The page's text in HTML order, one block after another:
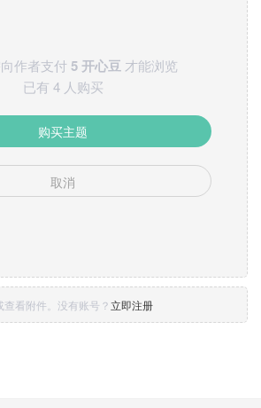
作者支付 5 开心豆 才能浏览
已有 4 人购买
购买主题
取消
查看附件。没有账号？立即注册